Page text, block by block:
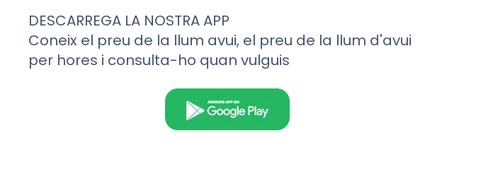
DESCARREGA LA NOSTRA APP
Coneix el preu de la llum avui, el preu de la llum d'avui
per hores i consulta-ho quan vulguis